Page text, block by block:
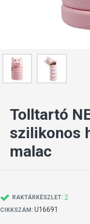
Tolltartó
szilikonos
malac
RAKTÁRKÉSZLET: 2
CIKKSZÁM: U16691